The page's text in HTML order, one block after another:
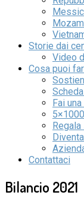
Storie dai
Video
Cosa puoi
Fai
5×1000
Contattaci
Bilancio 2021